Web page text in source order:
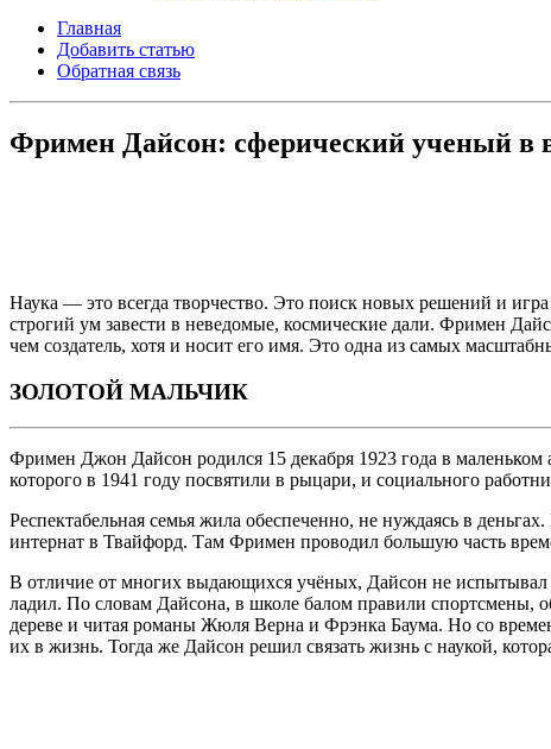
Главная
Добавить статью
Обратная связь
Фримен Дайсон: сферический ученый в
Наука — это всегда творчество. Это поиск новых решений и
строгий ум завести в неведомые, космические дали. Фримен
чем создатель, хотя и носит его имя. Это одна из самых
ЗОЛОТОЙ МАЛЬЧИК
Фримен Джон Дайсон родился 15 декабря 1923 года в
которого в 1941 году посвятили в рыцари, и социального
Респектабельная семья жила обеспеченно, не нуждаясь в
интернат в Твайфорд. Там Фримен проводил большую часть
В отличие от многих выдающихся учёных, Дайсон не испытывал
ладил. По словам Дайсона, в школе балом правили спортсмены,
дереве и читая романы Жюля Верна и Фрэнка Баума. Но со
их в жизнь. Тогда же Дайсон решил связать жизнь с наукой,